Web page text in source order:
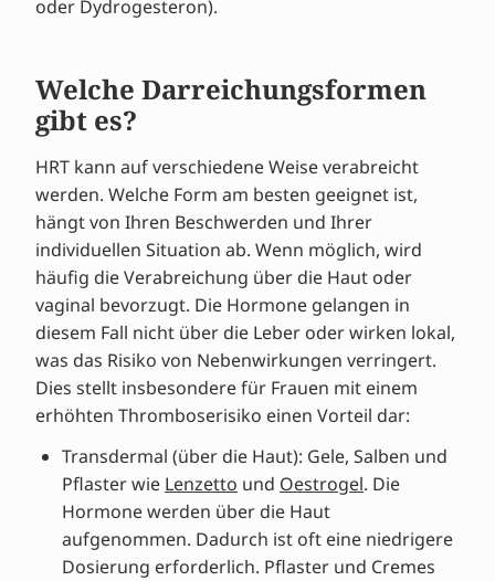
oder Dydrogesteron).
Welche Darreichungsformen
gibt es?
HRT kann auf verschiedene Weise verabreicht
werden. Welche Form am besten geeignet ist,
hängt von Ihren Beschwerden und Ihrer
individuellen Situation ab. Wenn möglich, wird
häufig die Verabreichung über die Haut oder
vaginal bevorzugt. Die Hormone gelangen in
diesem Fall nicht über die Leber oder wirken lokal,
was das Risiko von Nebenwirkungen verringert.
Dies stellt insbesondere für Frauen mit einem
erhöhten Thromboserisiko einen Vorteil dar:
Transdermal (über die Haut): Gele, Salben und
Pflaster wie Lenzetto und Oestrogel. Die
Hormone werden über die Haut
aufgenommen. Dadurch ist oft eine niedrigere
Dosierung erforderlich. Pflaster und Cremes